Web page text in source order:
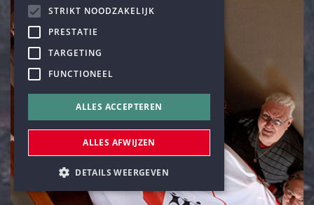
STRIKT NOODZAKELIJK
PRESTATIE
TARGETING
FUNCTIONEEL
ALLES ACCEPTEREN
ALLES AFWIJZEN
DETAILS WEERGEVEN